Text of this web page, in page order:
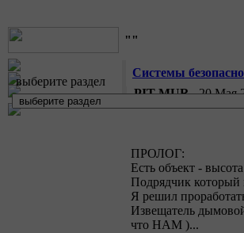
выберите раздел
""
Системы
PIT-MUR 20 Мая
ПРОЛОГ:
Есть объект -
Подрядчик который
Я решил
Извещатель
что НАМ )...